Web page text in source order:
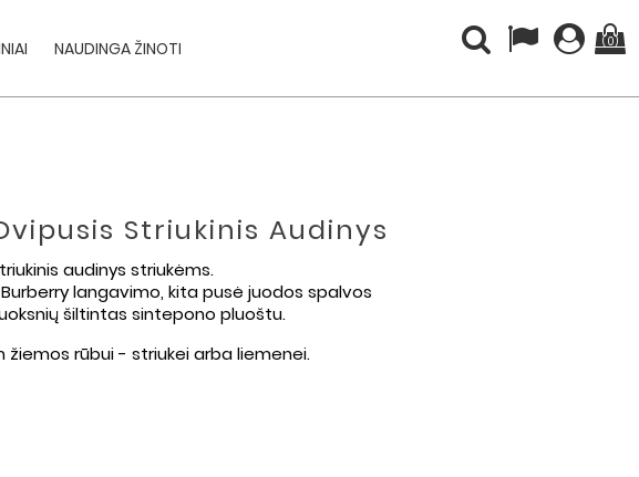
NAUDINGA ŽINOTI (0)
Dvipusis Striukinis Audinys
audinys striukėms.
langavimo, kita pusė juodos spalvos
šiltintas sintepono pluoštu.
žiemos rūbui - striukei arba liemenei.